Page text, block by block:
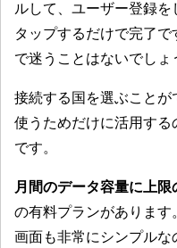
ルして、ユーザー登録
タップするだけで完了
で迷うことはないでしょ
接続する国を選ぶこと
使うためだけに活用す
です。
月間のデータ容量に上
の有料プランがあります
画面も非常にシンプルな